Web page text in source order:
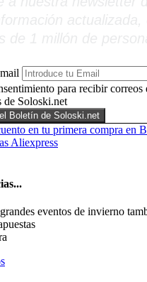
para recibir correos
de Soloski.net